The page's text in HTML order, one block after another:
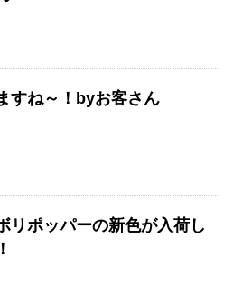
すね～！byお客さん
リポッパーの新色が入荷し